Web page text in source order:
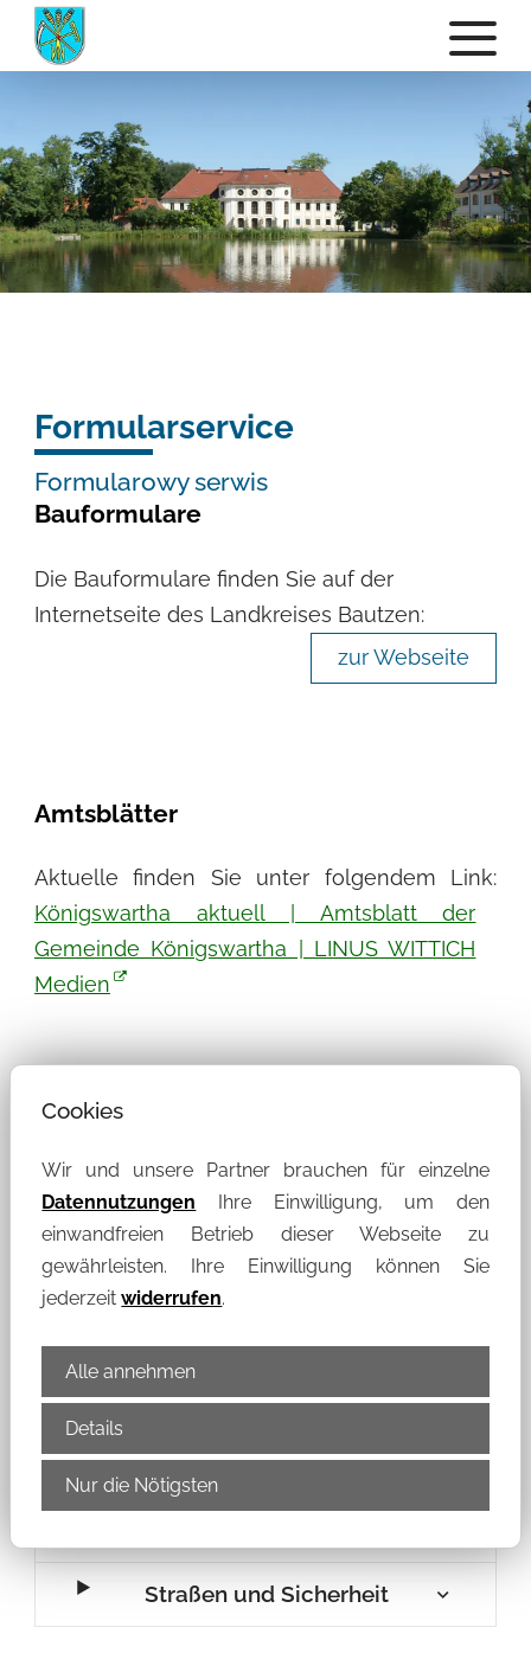
Formularservice
Formularowy serwis
Bauformulare
Die Bauformulare finden Sie auf der
Internetseite des Landkreises Bautzen:
zur Webseite
Amtsblätter
Aktuelle finden Sie unter folgendem Link:
Königswartha aktuell | Amtsblatt der
Gemeinde Königswartha | LINUS WITTICH
Medien
Formulare & Anfrage
Einwohnermeldewesen
Finanzen
Führungszeugnis
Gewerbe- und
Gaststättenrecht
Straßen und Sicherheit
Cookies
Wir und unsere Partner brauchen für einzelne
Datennutzungen Ihre Einwilligung, um den
einwandfreien Betrieb dieser Webseite zu
gewährleisten. Ihre Einwilligung können Sie
jederzeitwiderrufen.
Alle annehmen
Details
Nur die Nötigsten